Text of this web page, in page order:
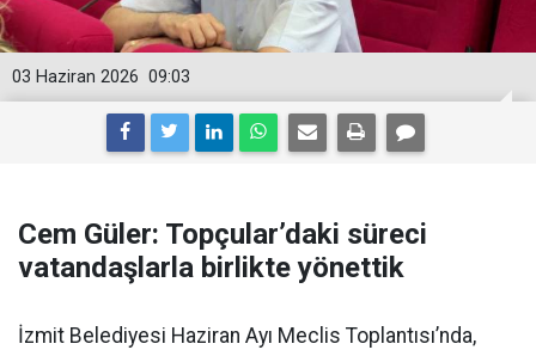
09:03
03 Haziran 2026
Cem Güler: Topçular’daki süreci
vatandaşlarla birlikte yönettik
İzmit Belediyesi Haziran Ayı Meclis Toplantısı’nda,